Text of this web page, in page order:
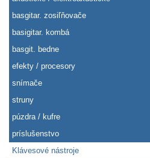
basgitar. zosiľňovače
basigitar. kombá
basgit. bedne
efekty / procesory
snímače
struny
púzdra / kufre
príslušenstvo
Klávesové nástroje